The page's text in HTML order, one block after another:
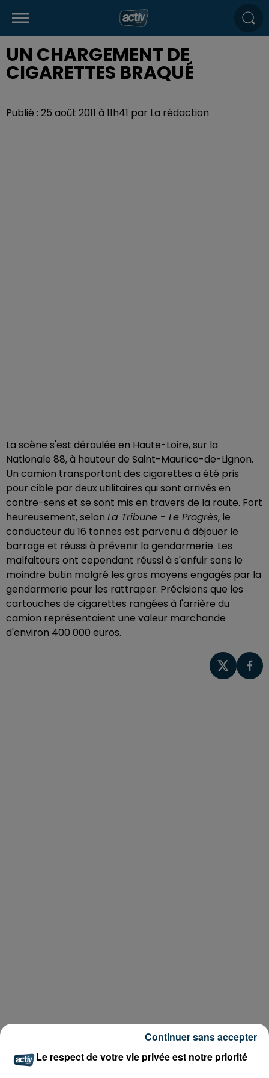
UN CHARGEMENT DE
CIGARETTES BRAQUÉ
Publié : 25 août 2011 à 11h41 par La rédaction
La scène s'est déroulée en Haute-Loire, sur la
Nationale 88, à hauteur de Saint-Maurice-de-Lignon.
Un camion transportant des cigarettes a été pris
pour cible par deux utilitaires qui sont arrivés en
contre-sens et se sont mis en travers de la route. Fort
heureusement, selon La Tribune - Le Progrès, le
conducteur du 16 tonnes est parvenu à déjouer le
barrage et réussi à prévenir la gendarmerie. Les
malfaiteurs ont cependant réussi à s'enfuir sans le
moindre butin malgré les gros moyens engagés par la
gendarmerie pour les rattraper. Précisions que les
cartouches de cigarettes rangées à l'arrière du
camion représentaient une valeur marchande
d'environ 400 000 euros.
Le respect de votre vie privée est notre priorité
Continuer sans accepter